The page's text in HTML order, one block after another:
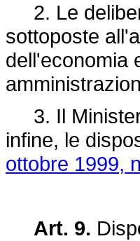
2. Le
sottoposte
dell'economia
3. Il
infine, le
ottobre 1999,
Art. 9.